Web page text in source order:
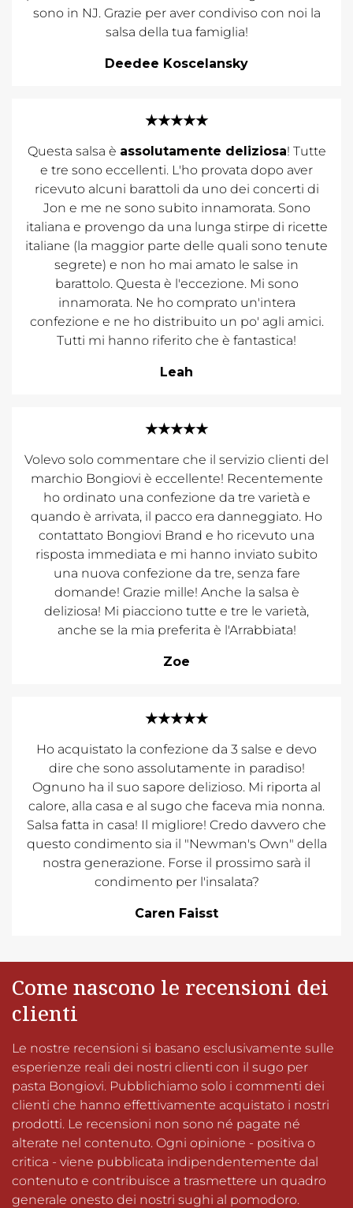
sono in NJ. Grazie per aver condiviso con noi la
salsa della tua famiglia!
Deedee Koscelansky
★★★★★
Questa salsa è assolutamente deliziosa! Tutte
e tre sono eccellenti. L'ho provata dopo aver
ricevuto alcuni barattoli da uno dei concerti di
Jon e me ne sono subito innamorata. Sono
italiana e provengo da una lunga stirpe di ricette
italiane (la maggior parte delle quali sono tenute
segrete) e non ho mai amato le salse in
barattolo. Questa è l'eccezione. Mi sono
innamorata. Ne ho comprato un'intera
confezione e ne ho distribuito un po' agli amici.
Tutti mi hanno riferito che è fantastica!
Leah
★★★★★
Volevo solo commentare che il servizio clienti del
marchio Bongiovi è eccellente! Recentemente
ho ordinato una confezione da tre varietà e
quando è arrivata, il pacco era danneggiato. Ho
contattato Bongiovi Brand e ho ricevuto una
risposta immediata e mi hanno inviato subito
una nuova confezione da tre, senza fare
domande! Grazie mille! Anche la salsa è
deliziosa! Mi piacciono tutte e tre le varietà,
anche se la mia preferita è l'Arrabbiata!
Zoe
★★★★★
Ho acquistato la confezione da 3 salse e devo
dire che sono assolutamente in paradiso!
Ognuno ha il suo sapore delizioso. Mi riporta al
calore, alla casa e al sugo che faceva mia nonna.
Salsa fatta in casa! Il migliore! Credo davvero che
questo condimento sia il "Newman's Own" della
nostra generazione. Forse il prossimo sarà il
condimento per l'insalata?
Caren Faisst
Come nascono le recensioni dei
clienti
Le nostre recensioni si basano esclusivamente sulle
esperienze reali dei nostri clienti con il sugo per
pasta Bongiovi. Pubblichiamo solo i commenti dei
clienti che hanno effettivamente acquistato i nostri
prodotti. Le recensioni non sono né pagate né
alterate nel contenuto. Ogni opinione - positiva o
critica - viene pubblicata indipendentemente dal
contenuto e contribuisce a trasmettere un quadro
generale onesto dei nostri sughi al pomodoro.